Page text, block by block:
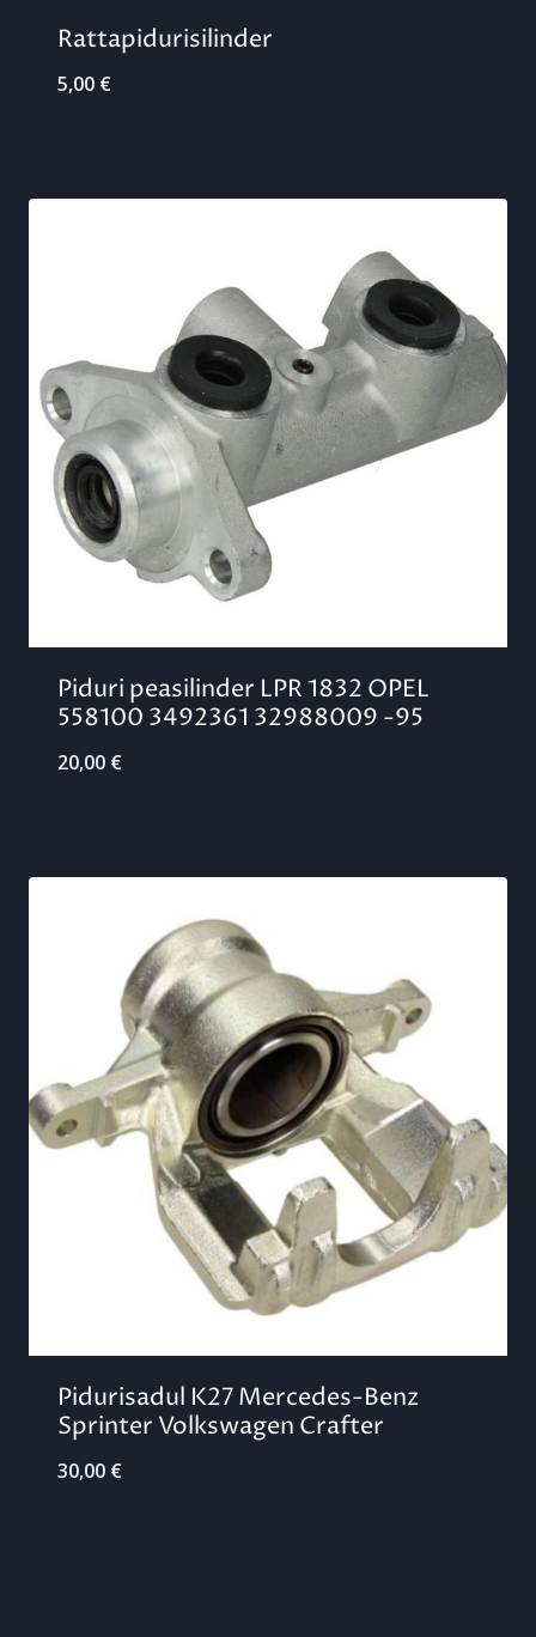
Rattapidurisilinder
5,00 €
Piduri peasilinder LPR 1832 OPEL
558100 3492361 32988009 -95
20,00 €
Pidurisadul K27 Mercedes-Benz
Sprinter Volkswagen Crafter
30,00 €